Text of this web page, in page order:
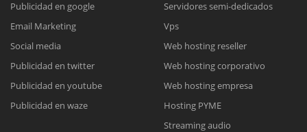
Reunión online
Nuestros ejecutivos le enviarán un correo electrónico con el enlace a
Meet para la reunión online.
Chat Online
Publicidad en google
Email Marketing
Social media
Publicidad en twitter
Publicidad en youtube
Publicidad en waze
Servidores semi-dedicados
Vps
Web hosting reseller
Web hosting corporativo
Web hosting empresa
Hosting PYME
Streaming audio